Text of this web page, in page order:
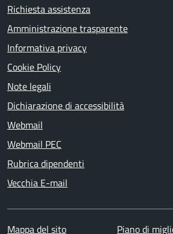
Richiesta assistenza
Amministrazione trasparente
Informativa privacy
Cookie Policy
Note legali
Dichiarazione di accessibilità
Webmail
Webmail PEC
Rubrica dipendenti
Vecchia E-mail
Mappa del sito Piano di